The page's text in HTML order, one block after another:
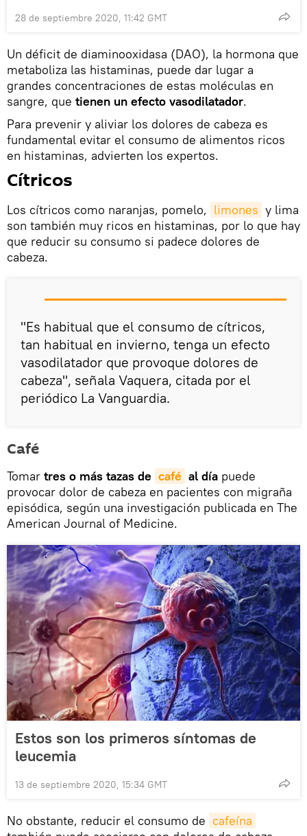
28 de septiembre 2020, 11:42 GMT
Un déficit de diaminooxidasa (DAO), la hormona que
metaboliza las histaminas, puede dar lugar a
grandes concentraciones de estas moléculas en
sangre, que tienen un efecto vasodilatador.
Para prevenir y aliviar los dolores de cabeza es
fundamental evitar el consumo de alimentos ricos
en histaminas, advierten los expertos.
Cítricos
Los cítricos como naranjas, pomelo, limones y lima
son también muy ricos en histaminas, por lo que hay
que reducir su consumo si padece dolores de
cabeza.
"Es habitual que el consumo de cítricos,
tan habitual en invierno, tenga un efecto
vasodilatador que provoque dolores de
cabeza", señala Vaquera, citada por el
periódico La Vanguardia.
Café
Tomar tres o más tazas de café al día puede
provocar dolor de cabeza en pacientes con migraña
episódica, según una investigación publicada en The
American Journal of Medicine.
Estos son los primeros síntomas de
leucemia
13 de septiembre 2020, 15:34 GMT
No obstante, reducir el consumo de cafeína